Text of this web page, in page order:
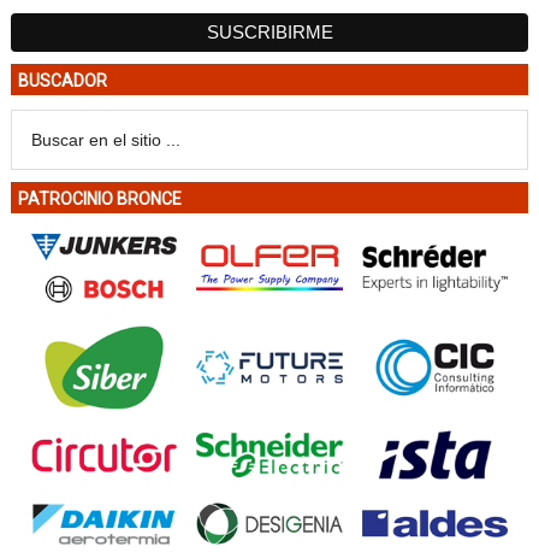
BUSCADOR
PATROCINIO BRONCE